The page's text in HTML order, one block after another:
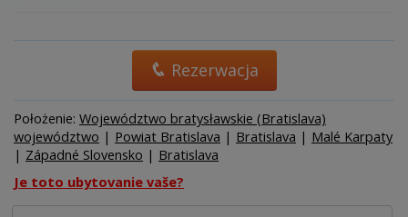
Rezerwacja
Położenie: Województwo bratysławskie (Bratislava)
województwo | Powiat Bratislava | Bratislava | Malé Karpaty
| Západné Slovensko | Bratislava
Je toto ubytovanie vaše?